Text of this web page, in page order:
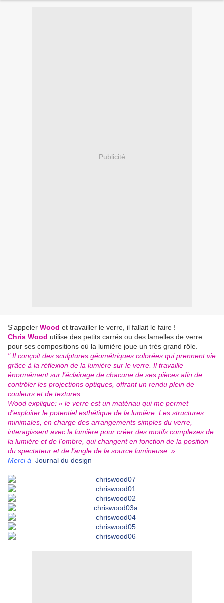
Publicité
S'appeler Wood et travailler le verre, il fallait le faire !
Chris Wood utilise des petits carrés ou des lamelles de verre
pour ses compositions où la lumière joue un très grand rôle.
" Il conçoit des sculptures géométriques colorées qui prennent vie
grâce à la réflexion de la lumière sur le verre. Il travaille
énormément sur l’éclairage de chacune de ses pièces afin de
contrôler les projections optiques, offrant un rendu plein de
couleurs et de textures.
Wood explique: « le verre est un matériau qui me permet
d’exploiter le potentiel esthétique de la lumière. Les structures
minimales, en charge des arrangements simples du verre,
interagissent avec la lumière pour créer des motifs complexes de
la lumière et de l’ombre, qui changent en fonction de la position
du spectateur et de l’angle de la source lumineuse. »
Merci à Journal du design